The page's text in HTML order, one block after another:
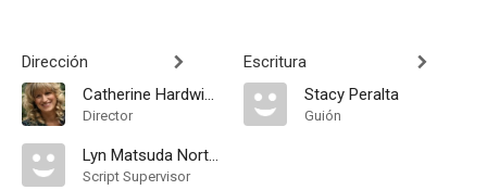
Dirección
Catherine Hardwicke
Director
Lyn Matsuda Norton
Script Supervisor
Escritura
Stacy Peralta
Guión